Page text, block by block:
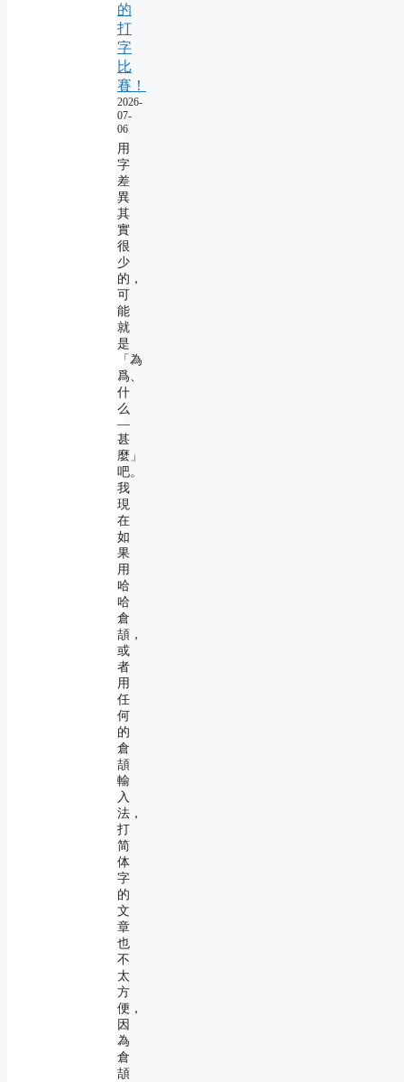
的
打
字
比
賽！
2026-
07-
06
用
字
差
異
其
實
很
少
的，
可
能
就
是
「為
爲、
什
么
―
甚
麼」
吧。
我
現
在
如
果
用
哈
哈
倉
頡，
或
者
用
任
何
的
倉
頡
輸
入
法，
打
简
体
字
的
文
章
也
不
太
方
便，
因
為
倉
頡